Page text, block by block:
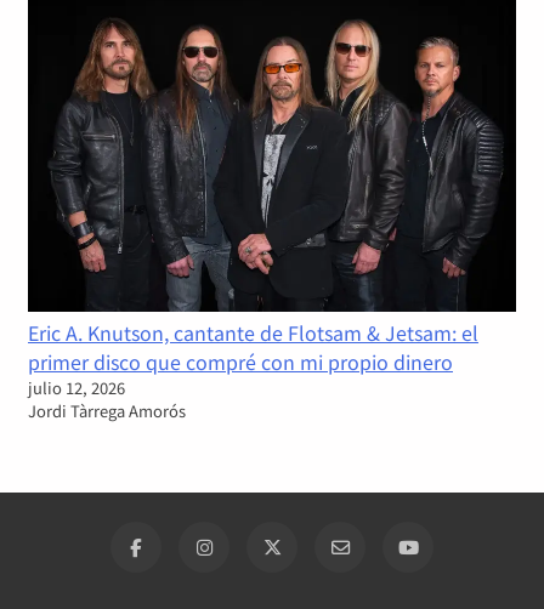
Eric A. Knutson, cantante de Flotsam & Jetsam: el
primer disco que compré con mi propio dinero
julio 12, 2026
Jordi Tàrrega Amorós